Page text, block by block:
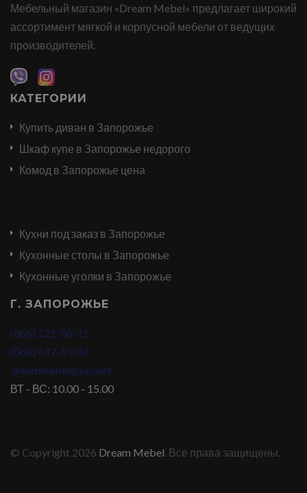
Мебельный магазин «Dream Mebel» предлагает широкий
ассортимент мягкой и корпусной мебели от ведущих
производителей.
КАТЕГОРИИ
Купить диван в Запорожье
Шкаф купе в Запорожье недорого
Комод в Запорожье цена
Кухни под заказ в Запорожье
Кухонные столы в Запорожье
Кухонные уголки в Запорожье
Г. ЗАПОРОЖЬЕ
(066) 121-06-15
(068) 447-13-04
dreammebel@ukr.net
ВТ - ВС: 10.00 - 15.00
© Copyright 2026 Dream Mebel. Все права защищены.